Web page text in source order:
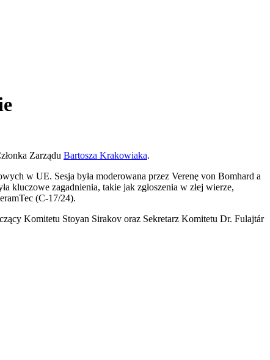
Zarządu Bartosza Krakowiaka.
w UE. Sesja była moderowana przez Verenę von Bomhard a
kluczowe zagadnienia, takie jak zgłoszenia w złej wierze,
(C-17/24).
Komitetu Stoyan Sirakov oraz Sekretarz Komitetu Dr. Fulajtár